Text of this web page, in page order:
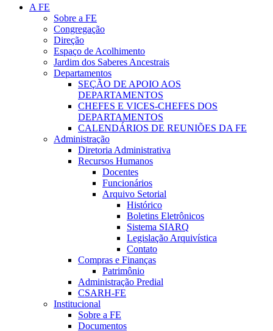
A FE
Sobre a FE
Congregação
Direção
Espaço de Acolhimento
Jardim dos Saberes Ancestrais
Departamentos
SEÇÃO DE APOIO AOS
DEPARTAMENTOS
CHEFES E VICES-CHEFES DOS
DEPARTAMENTOS
CALENDÁRIOS DE REUNIÕES DA FE
Administração
Diretoria Administrativa
Recursos Humanos
Docentes
Funcionários
Arquivo Setorial
Histórico
Boletins Eletrônicos
Sistema SIARQ
Legislação Arquivística
Contato
Compras e Finanças
Patrimônio
Administração Predial
CSARH-FE
Institucional
Sobre a FE
Documentos